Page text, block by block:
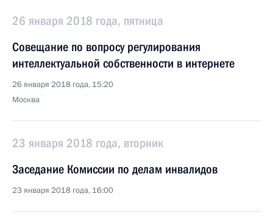
26 января 2018 года, пятница
Совещание по вопросу регулирования
интеллектуальной собственности в интернете
26 января 2018 года, 15:20
Москва
23 января 2018 года, вторник
Заседание Комиссии по делам инвалидов
23 января 2018 года, 16:00